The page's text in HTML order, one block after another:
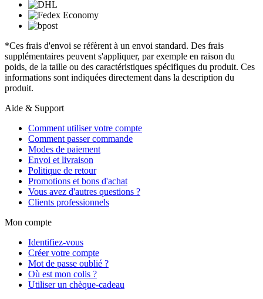
*Ces frais d'envoi se réfèrent à un envoi standard. Des frais
supplémentaires peuvent s'appliquer, par exemple en raison du
poids, de la taille ou des caractéristiques spécifiques du produit. Ces
informations sont indiquées directement dans la description du
produit.
Aide & Support
Comment utiliser votre compte
Comment passer commande
Modes de paiement
Envoi et livraison
Politique de retour
Promotions et bons d'achat
Vous avez d'autres questions ?
Clients professionnels
Mon compte
Identifiez-vous
Créer votre compte
Mot de passe oublié ?
Où est mon colis ?
Utiliser un chèque-cadeau